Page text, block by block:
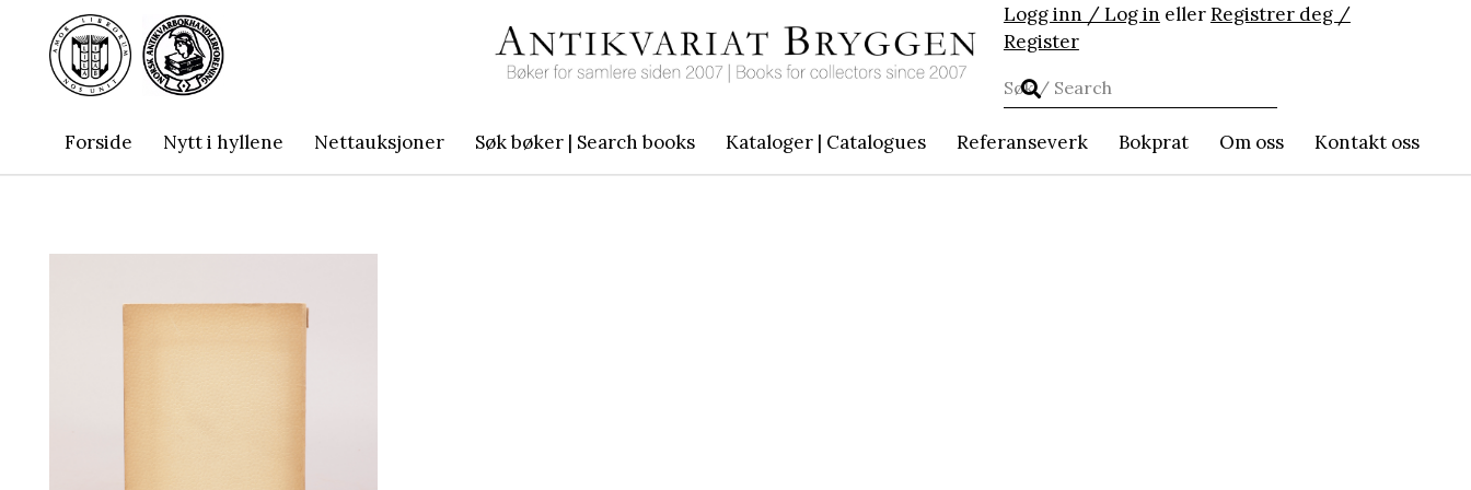
Logg inn / Log in ellerRegistrer deg /
Register
Forside Nytt i hyllene Nettauksjoner Søk bøker | Search books Kataloger | Catalogues Referanseverk Bokprat Om oss Kontakt oss